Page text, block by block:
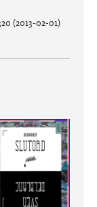
(2013-02-01)